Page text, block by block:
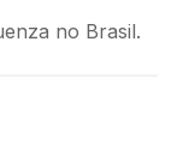
no Brasil.